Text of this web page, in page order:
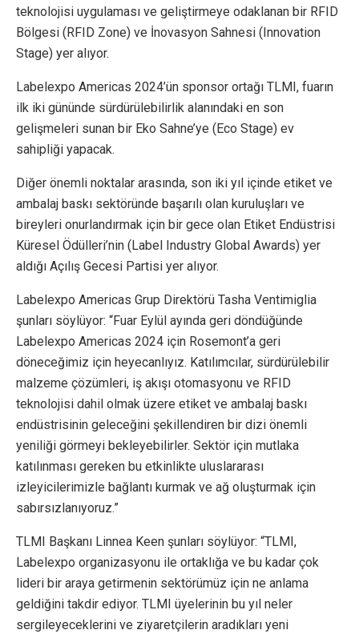
teknolojisi uygulaması ve geliştirmeye odaklanan bir RFID
Bölgesi (RFID Zone) ve İnovasyon Sahnesi (Innovation
Stage) yer alıyor.
Labelexpo Americas 2024’ün sponsor ortağı TLMI, fuarın
ilk iki gününde sürdürülebilirlik alanındaki en son
gelişmeleri sunan bir Eko Sahne’ye (Eco Stage) ev
sahipliği yapacak.
Diğer önemli noktalar arasında, son iki yıl içinde etiket ve
ambalaj baskı sektöründe başarılı olan kuruluşları ve
bireyleri onurlandırmak için bir gece olan Etiket Endüstrisi
Küresel Ödülleri’nin (Label Industry Global Awards) yer
aldığı Açılış Gecesi Partisi yer alıyor.
Labelexpo Americas Grup Direktörü Tasha Ventimiglia
şunları söylüyor: “Fuar Eylül ayında geri döndüğünde
Labelexpo Americas 2024 için Rosemont’a geri
döneceğimiz için heyecanlıyız. Katılımcılar, sürdürülebilir
malzeme çözümleri, iş akışı otomasyonu ve RFID
teknolojisi dahil olmak üzere etiket ve ambalaj baskı
endüstrisinin geleceğini şekillendiren bir dizi önemli
yeniliği görmeyi bekleyebilirler. Sektör için mutlaka
katılınması gereken bu etkinlikte uluslararası
izleyicilerimizle bağlantı kurmak ve ağ oluşturmak için
sabırsızlanıyoruz.”
TLMI Başkanı Linnea Keen şunları söylüyor: “TLMI,
Labelexpo organizasyonu ile ortaklığa ve bu kadar çok
lideri bir araya getirmenin sektörümüz için ne anlama
geldiğini takdir ediyor. TLMI üyelerinin bu yıl neler
sergileyeceklerini ve ziyaretçilerin aradıkları yeni